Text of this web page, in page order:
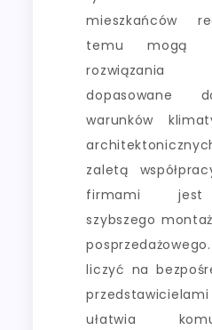
mieszkańców
temu mogą
dopasowane
warunków
zaletą
firmami jest
szybszego
liczyć na
ułatwia